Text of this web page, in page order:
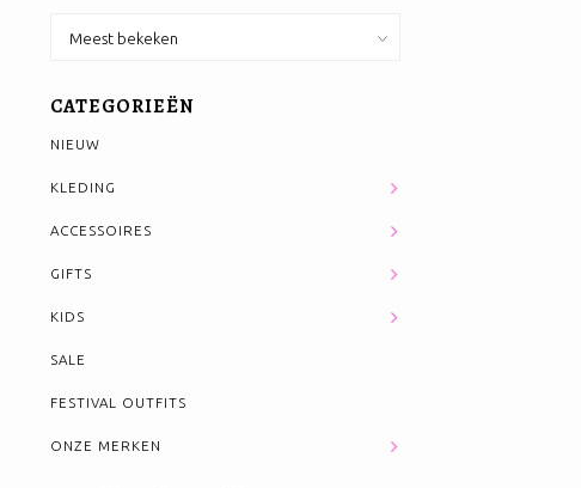
CATEGORIEËN
NIEUW
KLEDING
ACCESSOIRES
GIFTS
KIDS
SALE
FESTIVAL OUTFITS
ONZE MERKEN